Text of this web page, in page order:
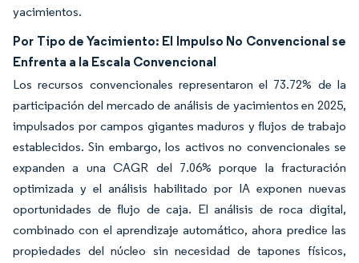
yacimientos.
Por Tipo de Yacimiento: El Impulso No Convencional se
Enfrenta a la Escala Convencional
Los recursos convencionales representaron el 73.72% de la
participación del mercado de análisis de yacimientos en 2025,
impulsados por campos gigantes maduros y flujos de trabajo
establecidos. Sin embargo, los activos no convencionales se
expanden a una CAGR del 7.06% porque la fracturación
optimizada y el análisis habilitado por IA exponen nuevas
oportunidades de flujo de caja. El análisis de roca digital,
combinado con el aprendizaje automático, ahora predice las
propiedades del núcleo sin necesidad de tapones físicos,